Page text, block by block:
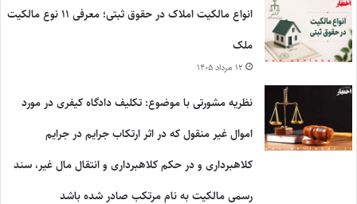
انواع مالکیت املاک در حقوق ثبتی؛ معرفی ۱۱ نوع مالکیت
ملک
۱۲ مرداد ۱۴۰۵
نظریه مشورتی با موضوع: تکلیف دادگاه کیفری در مورد
اموال غیر منقول که در اثر ارتکاب جرایم در جرایم
کلاهبرداری و در حکم کلاهبرداری و انتقال مال غیر، سند
رسمی مالکیت به نام مرتکب صادر شده باشد